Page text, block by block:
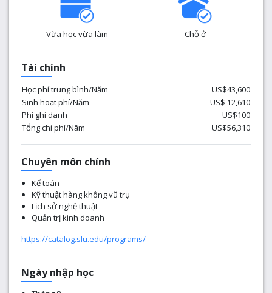
Vừa học vừa làm Chỗ ở
Tài chính
Học phí trung bình/Năm
US$43,600
Sinh hoạt phí/Năm
US$ 12,610
Phí ghi danh
US$100
Tổng chi phí/Năm
US$56,310
Chuyên môn chính
Kế toán
Kỹ thuật hàng không vũ trụ
Lịch sử nghệ thuật
Quản trị kinh doanh
https://catalog.slu.edu/programs/
Ngày nhập học